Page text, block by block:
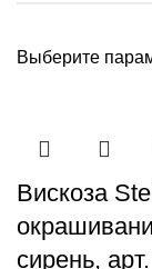
Выберите
Вискоза
сирень,